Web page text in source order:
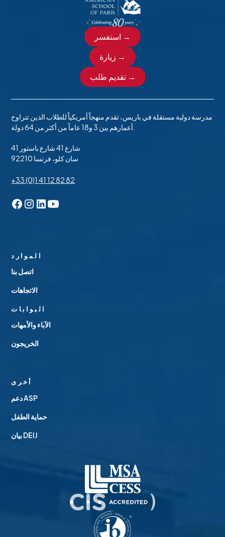
استفسر →
زيارة →
تقديم طلب →
مدرسة دولية مستقلة في باريس، تقدم منهجاً أمريكياً للطلاب الذين تتراوح
41 شارع 41 شارع باستور
92210 سان كلو، فرنسا
+33 (0)1 41 12 82 82
الموارد
اتصل بنا
الاتجاهات
البوابات
الآباء والأمهات
الخريجون
أخرى
دعم ASP
حماية الطفل
بيان DEIJ